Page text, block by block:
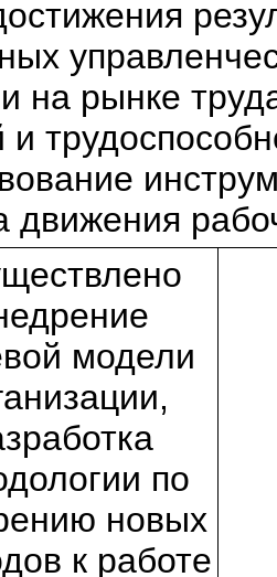
на рынке
и
движения
модели
по
новых
к работе